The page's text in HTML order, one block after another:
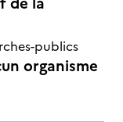
publics
organisme